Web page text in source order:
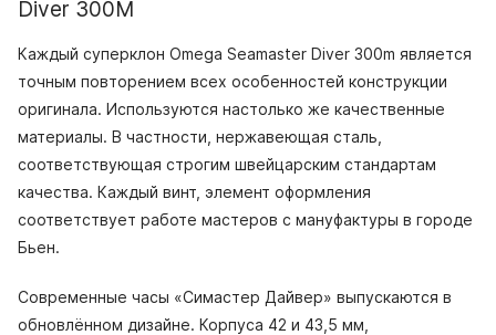
Diver 300M
Каждый суперклон Omega Seamaster Diver 300m является
точным повторением всех особенностей конструкции
оригинала. Используются настолько же качественные
материалы. В частности, нержавеющая сталь,
соответствующая строгим швейцарским стандартам
качества. Каждый винт, элемент оформления
соответствует работе мастеров с мануфактуры в городе
Бьен.
Современные часы «Симастер Дайвер» выпускаются в
обновлённом дизайне. Корпуса 42 и 43,5 мм,